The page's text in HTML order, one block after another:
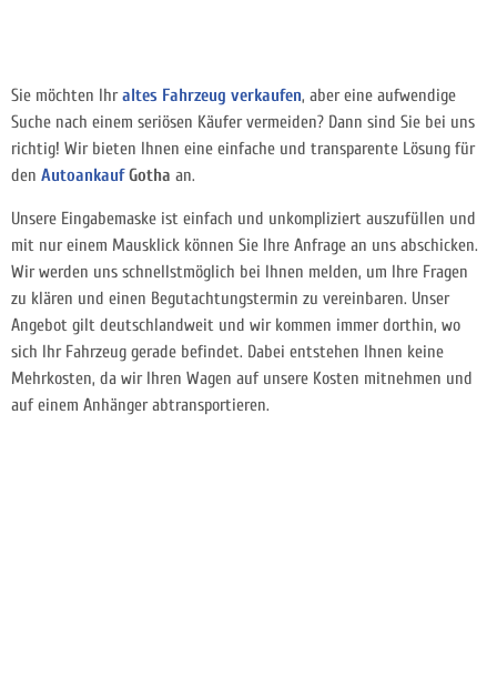
Sie möchten Ihraltes Fahrzeug verkaufen, aber eine aufwendige
Suche nach einem seriösen Käufer vermeiden? Dann sind Sie bei uns
richtig! Wir bieten Ihnen eine einfache und transparente Lösung für
den AutoankaufGotha an.
Unsere Eingabemaske ist einfach und unkompliziert auszufüllen und
mit nur einem Mausklick können Sie Ihre Anfrage an uns abschicken.
Wir werden uns schnellstmöglich bei Ihnen melden, um Ihre Fragen
zu klären und einen Begutachtungstermin zu vereinbaren. Unser
Angebot gilt deutschlandweit und wir kommen immer dorthin, wo
sich Ihr Fahrzeug gerade befindet. Dabei entstehen Ihnen keine
Mehrkosten, da wir Ihren Wagen auf unsere Kosten mitnehmen und
auf einem Anhänger abtransportieren.